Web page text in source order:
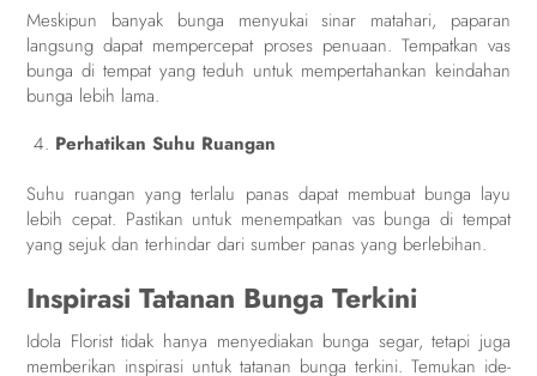
Meskipun banyak bunga menyukai sinar matahari, paparan
langsung dapat mempercepat proses penuaan. Tempatkan vas
bunga di tempat yang teduh untuk mempertahankan keindahan
bunga lebih lama.
Perhatikan Suhu Ruangan
Suhu ruangan yang terlalu panas dapat membuat bunga layu
lebih cepat. Pastikan untuk menempatkan vas bunga di tempat
yang sejuk dan terhindar dari sumber panas yang berlebihan.
Inspirasi Tatanan Bunga Terkini
Idola Florist tidak hanya menyediakan bunga segar, tetapi juga
memberikan inspirasi untuk tatanan bunga terkini. Temukan ide-